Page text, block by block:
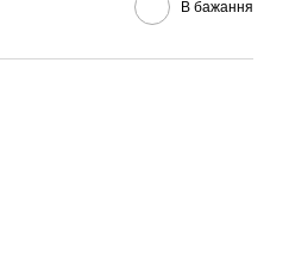
В бажання